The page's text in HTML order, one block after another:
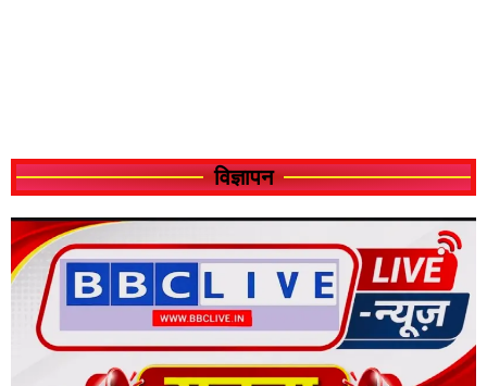
विज्ञापन